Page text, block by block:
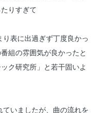
りすぎて
表に出過ぎず丁度良かっ
組の雰囲気が良かったと
ク研究所」と若干固いよ
いましたが、曲の流れを